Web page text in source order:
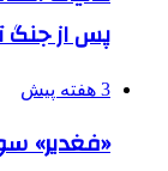
پس از
3 هفته پیش
«فغدیر» سود ۷۶۲ ریالی